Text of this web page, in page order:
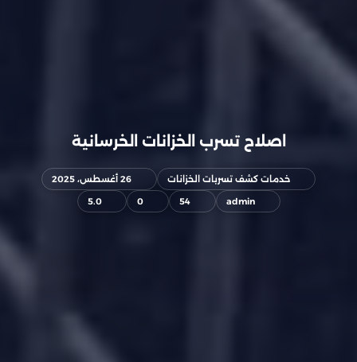
اصلاح تسرب الخزانات الخرسانية
خدمات كشف تسربات الخزانات
26 أغسطس، 2025
admin
54
0
5.0